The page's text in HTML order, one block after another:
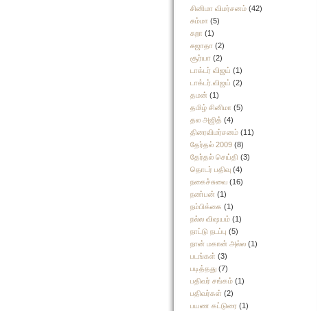
சினிமா விமர்சனம் (42)
சும்மா (5)
சுறா (1)
சுஜாதா (2)
சூர்யா (2)
டாக்டர் விஜய் (1)
டாக்டர்.விஜய் (2)
தமன் (1)
தமிழ் சினிமா (5)
தல அஜித் (4)
திரைவிமர்சனம் (11)
தேர்தல் 2009 (8)
தேர்தல் செய்தி (3)
தொடர் பதிவு (4)
நகைச்சுவை (16)
நண்பன் (1)
நம்பிக்கை (1)
நல்ல விஷயம் (1)
நாட்டு நடப்பு (5)
நான் மகான் அல்ல (1)
படங்கள் (3)
படித்தது (7)
பதிவர் சங்கம் (1)
பதிவர்கள் (2)
பயண கட்டுரை (1)